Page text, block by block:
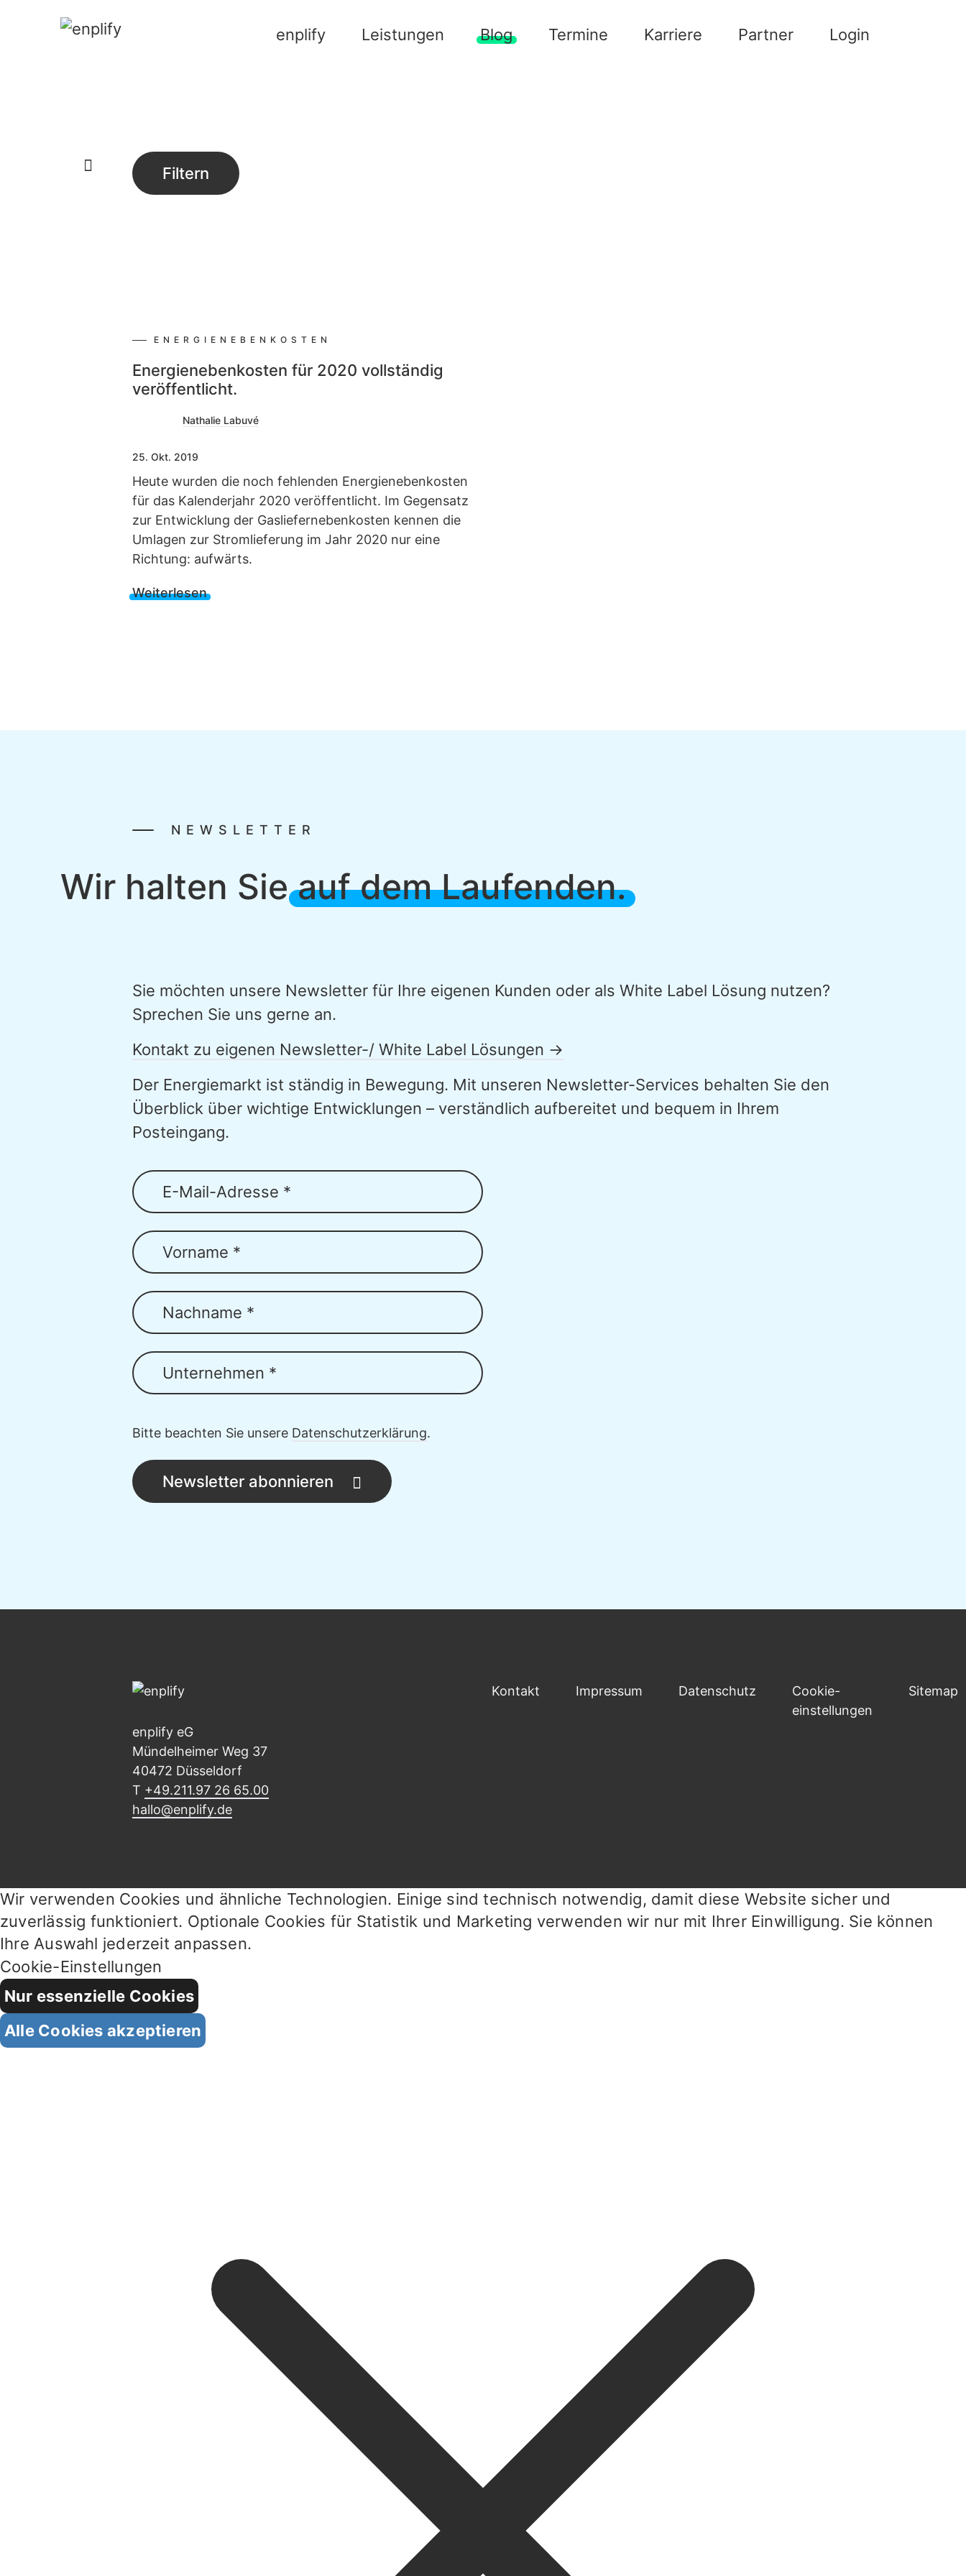
enplify Leistungen Blog Termine Karriere Partner Login
Filtern
ENERGIENEBENKOSTEN
Energienebenkosten für 2020 vollständig
veröffentlicht.
Nathalie Labuvé
25. Okt. 2019
Heute wurden die noch fehlenden Energienebenkosten
für das Kalenderjahr 2020 veröffentlicht. Im Gegensatz
zur Entwicklung der Gasliefernebenkosten kennen die
Umlagen zur Stromlieferung im Jahr 2020 nur eine
Richtung: aufwärts.
Weiterlesen
NEWSLETTER
Wir halten Sieauf dem Laufenden.
Sie möchten unsere Newsletter für Ihre eigenen Kunden oder als White Label Lösung nutzen?
Sprechen Sie uns gerne an.
Kontakt zu eigenen Newsletter-/ White Label Lösungen →
Der Energiemarkt ist ständig in Bewegung. Mit unseren Newsletter-Services behalten Sie den
Überblick über wichtige Entwicklungen – verständlich aufbereitet und bequem in Ihrem
Posteingang.
E-Mail-Adresse *
Vorname *
Nachname *
Unternehmen *
Bitte beachten Sie unsere Datenschutzerklärung.
Newsletter abonnieren
enplify eG
Mündelheimer Weg 37
40472 Düsseldorf
T +49.211.97 26 65.00
hallo@enplify.de
Kontakt Impressum Datenschutz
Cookie-
einstellungen
Sitemap
Wir verwenden Cookies und ähnliche Technologien. Einige sind technisch notwendig, damit diese Website sicher und
zuverlässig funktioniert. Optionale Cookies für Statistik und Marketing verwenden wir nur mit Ihrer Einwilligung. Sie können
Ihre Auswahl jederzeit anpassen.
Cookie-Einstellungen
Nur essenzielle Cookies
Alle Cookies akzeptieren